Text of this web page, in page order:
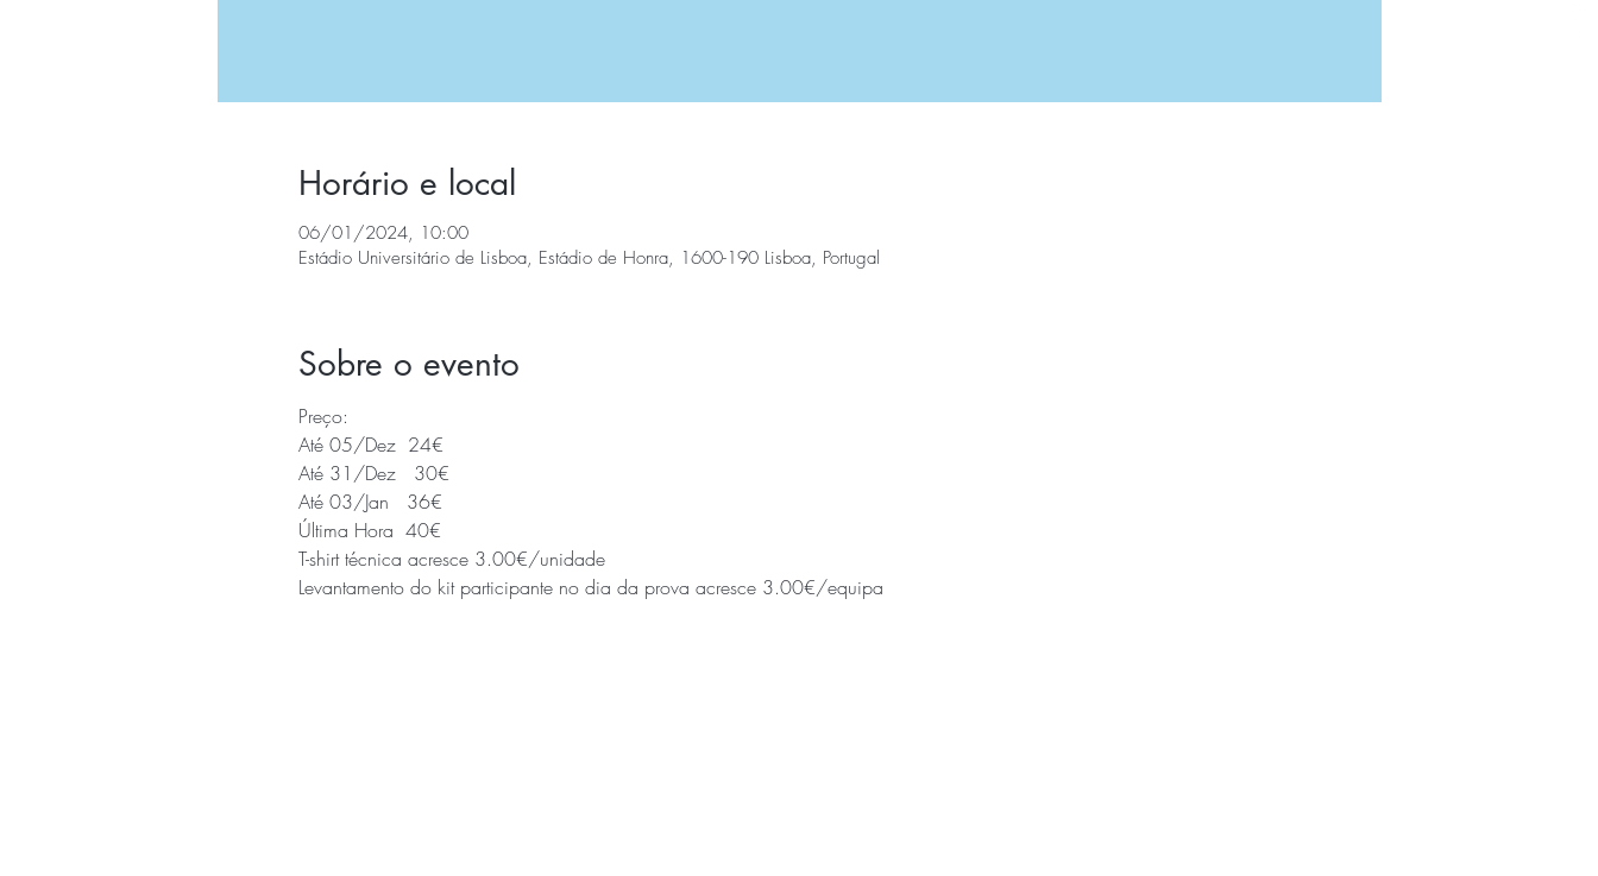
Horário e local
06/01/2024, 10:00
Estádio Universitário de Lisboa, Estádio de Honra, 1600-190 Lisboa, Portugal
Sobre o evento
Preço:
Até 05/Dez  24€
Até 31/Dez   30€
Até 03/Jan   36€
Última Hora  40€
T-shirt técnica acresce 3.00€/unidade
Levantamento do kit participante no dia da prova acresce 3.00€/equipa